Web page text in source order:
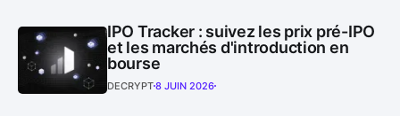
IPO Tracker : suivez les prix pré-IPO
et les marchés d'introduction en
bourse
DECRYPT8 JUIN 2026